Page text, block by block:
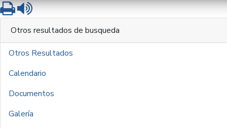
ImprimirLeer contenido
Otros resultados de busqueda
Otros Resultados
Calendario
Documentos
Galería